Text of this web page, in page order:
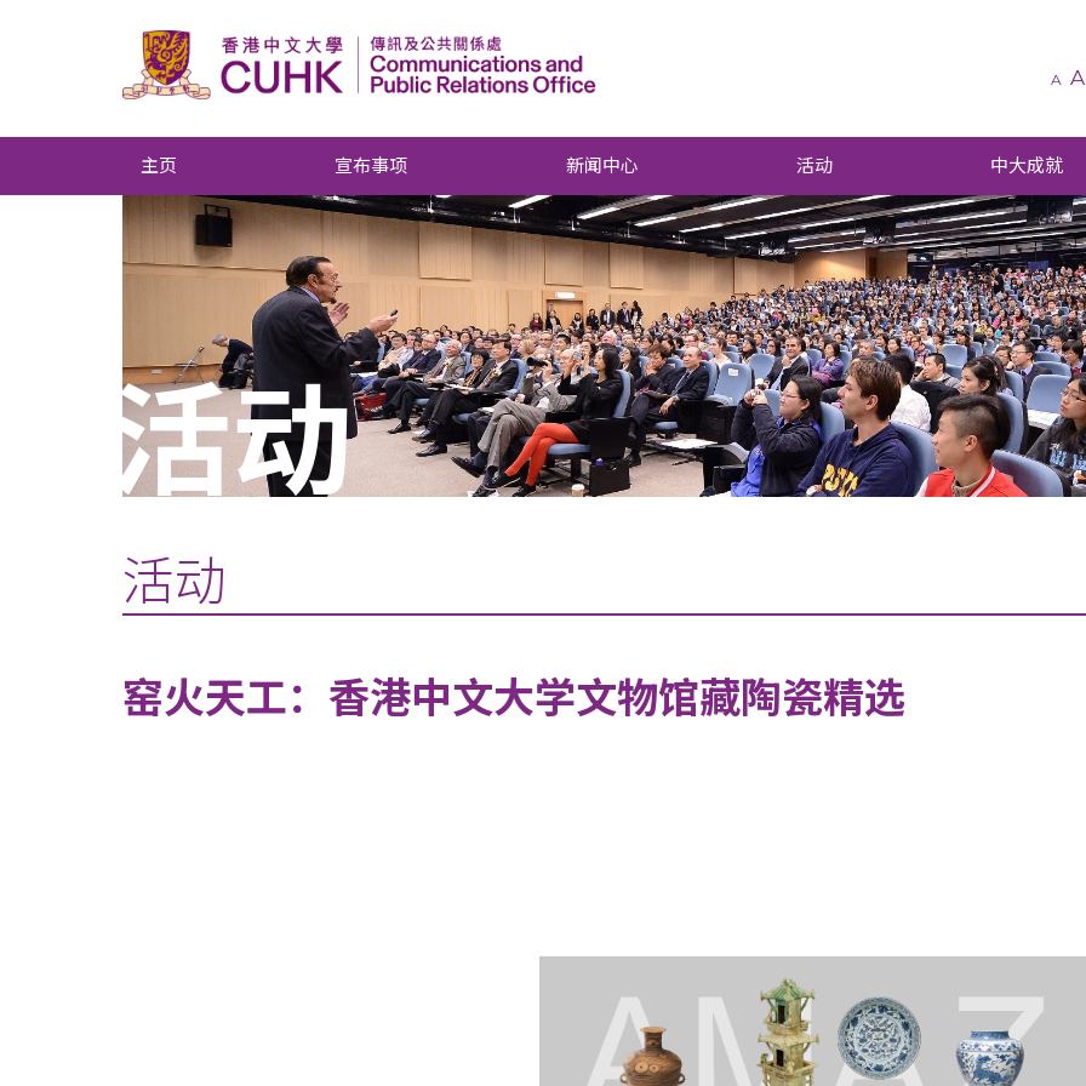
A A
主页 宣布事项 新闻中心 活动 中大成就
活动
活动
窑火天工：香港中文大学文物馆藏陶瓷精选